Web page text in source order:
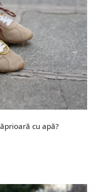
cu apă?